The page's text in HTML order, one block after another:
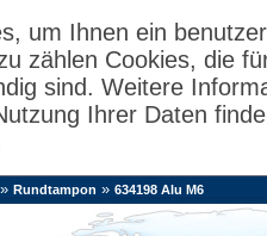
um Ihnen ein
zählen Cookies, die
sind. Weitere
Ihrer Daten
» Rundtampon » 634198 Alu M6